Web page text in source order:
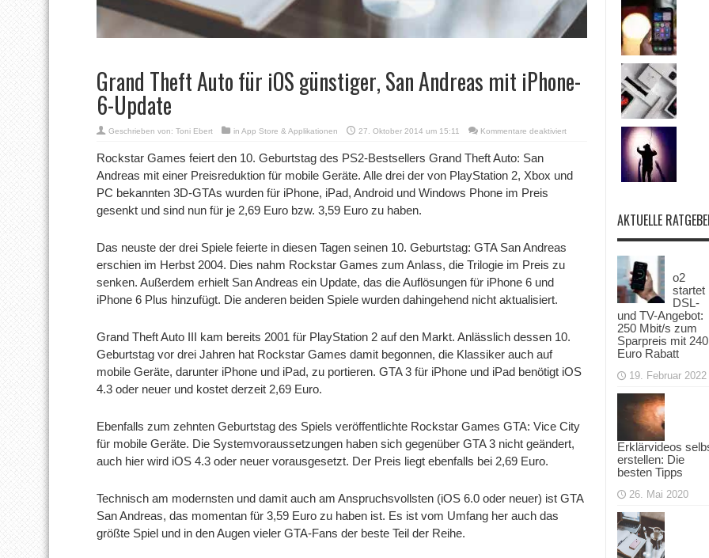
Grand Theft Auto für iOS günstiger, San Andreas mit iPhone-
6-Update
Geschrieben von: Toni Ebert in App Store & Applikationen 27. Oktober 2014 um 15:11 Kommentare deaktiviertfür
für
Rockstar Games feiert den 10. Geburtstag des PS2-Bestsellers Grand Theft Auto: San
Andreas mit einer Preisreduktion für mobile Geräte. Alle drei der von PlayStation 2, Xbox und
PC bekannten 3D-GTAs wurden für iPhone, iPad, Android und Windows Phone im Preis
gesenkt und sind nun für je 2,69 Euro bzw. 3,59 Euro zu haben.
Das neuste der drei Spiele feierte in diesen Tagen seinen 10. Geburtstag: GTA San Andreas
erschien im Herbst 2004. Dies nahm Rockstar Games zum Anlass, die Trilogie im Preis zu
senken. Außerdem erhielt San Andreas ein Update, das die Auflösungen für iPhone 6 und
iPhone 6 Plus hinzufügt. Die anderen beiden Spiele wurden dahingehend nicht aktualisiert.
Grand Theft Auto III kam bereits 2001 für PlayStation 2 auf den Markt. Anlässlich dessen 10.
Geburtstag vor drei Jahren hat Rockstar Games damit begonnen, die Klassiker auch auf
mobile Geräte, darunter iPhone und iPad, zu portieren. GTA 3 für iPhone und iPad benötigt iOS
4.3 oder neuer und kostet derzeit 2,69 Euro.
Ebenfalls zum zehnten Geburtstag des Spiels veröffentlichte Rockstar Games GTA: Vice City
für mobile Geräte. Die Systemvoraussetzungen haben sich gegenüber GTA 3 nicht geändert,
auch hier wird iOS 4.3 oder neuer vorausgesetzt. Der Preis liegt ebenfalls bei 2,69 Euro.
Technisch am modernsten und damit auch am Anspruchsvollsten (iOS 6.0 oder neuer) ist GTA
San Andreas, das momentan für 3,59 Euro zu haben ist. Es ist vom Umfang her auch das
größte Spiel und in den Augen vieler GTA-Fans der beste Teil der Reihe.
AKTUELLE
o2
startet
DSL-
und TV-Angebot:
250 Mbit/s zum
Sparpreis mit 240
Euro Rabatt
19. Februar 2022
Erklärvideos
erstellen: Die
besten Tipps
26. Mai 2020